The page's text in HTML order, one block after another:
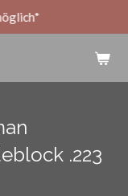
.223